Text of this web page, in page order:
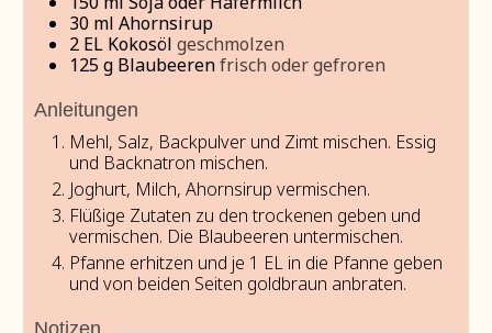
30 ml Ahornsirup
2 EL Kokosöl geschmolzen
125g Blaubeerenfrisch oder gefroren
Anleitungen
Mehl, Salz, Backpulver und Zimt mischen. Essig
und Backnatron mischen.
Joghurt, Milch, Ahornsirup vermischen.
Flüßige Zutaten zu den trockenen geben und
vermischen. Die Blaubeeren untermischen.
Pfanne erhitzen und je 1 EL in die Pfanne geben
und von beiden Seiten goldbraun anbraten.
Notizen